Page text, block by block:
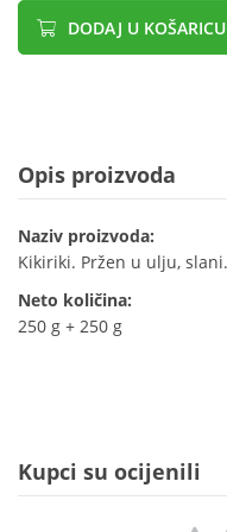
DODAJ U KOŠARICU
Opis proizvoda
Naziv proizvoda:
Kikiriki. Pržen u ulju,
Neto količina:
250 g + 250 g
Kupci su ocijenili